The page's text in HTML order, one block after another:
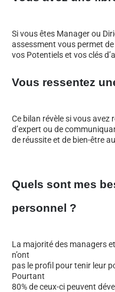
Si vous êtes Manager ou
assessment vous permet
vos Potentiels et vos clés
Vous ressentez
Ce bilan révèle si vous avez
d’expert ou de
de réussite et de bien-être
Quels sont mes
personnel ?
La majorité des managers
n’ont
pas le profil pour tenir leur
Pourtant
80% de ceux-ci peuvent